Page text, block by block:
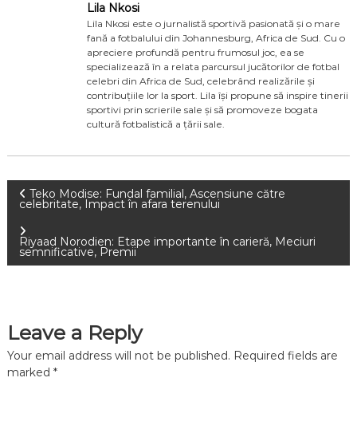
Lila Nkosi
Lila Nkosi este o jurnalistă sportivă pasionată și o mare
fană a fotbalului din Johannesburg, Africa de Sud. Cu o
apreciere profundă pentru frumosul joc, ea se
specializează în a relata parcursul jucătorilor de fotbal
celebri din Africa de Sud, celebrând realizările și
contribuțiile lor la sport. Lila își propune să inspire tinerii
sportivi prin scrierile sale și să promoveze bogata
cultură fotbalistică a țării sale.
P
s
n
a
Teko Modise: Fundal familial, Ascensiune către
celebritate, Impact în afara terenului
Riyaad Norodien: Etape importante în carieră, Meciuri
semnificative, Premii
Leave a Reply
Your email address will not be published. Required fields are
marked *